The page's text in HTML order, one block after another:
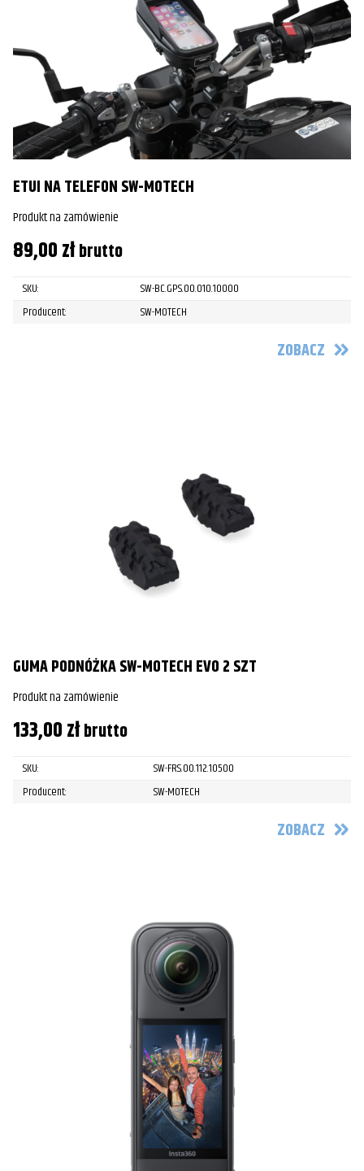
ETUI NA TELEFON SW-MOTECH
Produkt na zamówienie
89,00złbrutto
SKU:
SW-BC.GPS.00.010.10000
Producent:
SW-MOTECH
ZOBACZ
GUMA PODNÓŻKA SW-MOTECH EVO 2 SZT
Produkt na zamówienie
133,00złbrutto
SKU:
SW-FRS.00.112.10500
Producent:
SW-MOTECH
ZOBACZ